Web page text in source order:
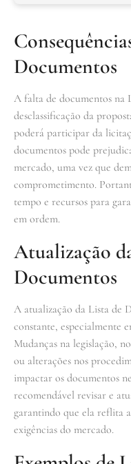
Documentos
A falta de documentos na
desclassificação da
poderá participar da
documentos pode
mercado, uma vez que
comprometimento.
tempo e recursos para
em ordem.
Atualização
Documentos
A atualização da Lista de
constante, especialmente
Mudanças na legislação,
ou alterações nos
impactar os documentos
recomendável revisar e
garantindo que ela reflita
exigências do mercado.